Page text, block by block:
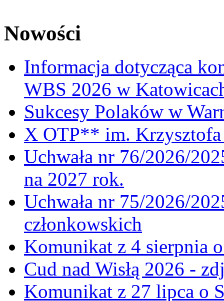
Nowości
Informacja dotycząca
WBS 2026 w
Sukcesy Polaków w
X OTP** im. Krzysztofa
Uchwała nr 76/2026/
na 2027 rok.
Uchwała nr 75/2026/
członkowskich
Komunikat z 4 sierpnia
Cud nad Wisłą 2026 -
Komunikat z 27 lipca o